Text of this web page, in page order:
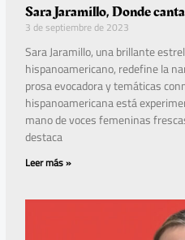
Sara Jaramillo, Donde
3 de septiembre de 2023
Sara Jaramillo, una brillante
hispanoamericano, redefine la
prosa evocadora y temáticas
hispanoamericana está
mano de voces femeninas
destaca
Leer más »